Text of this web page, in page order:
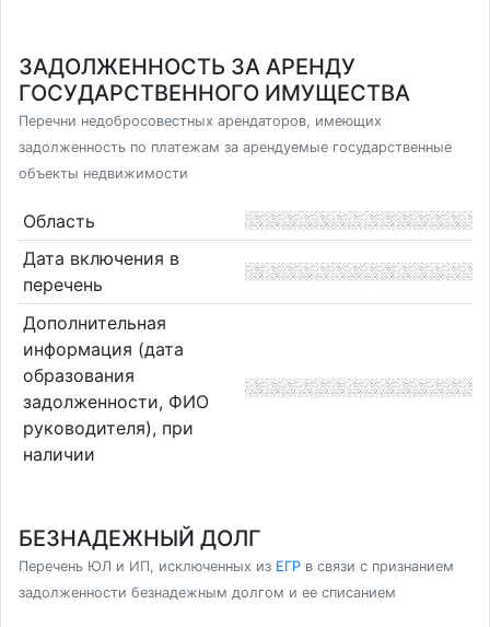
ЗАДОЛЖЕННОСТЬ ЗА АРЕНДУ
ГОСУДАРСТВЕННОГО ИМУЩЕСТВА
Перечни недобросовестных арендаторов, имеющих
задолженность по платежам за арендуемые государственные
объекты недвижимости
Область
Дата включения в
перечень
Дополнительная
информация (дата
образования
задолженности, ФИО
руководителя), при
наличии
БЕЗНАДЕЖНЫЙ ДОЛГ
Перечень ЮЛ и ИП, исключенных из ЕГР в связи с признанием
задолженности безнадежным долгом и ее списанием